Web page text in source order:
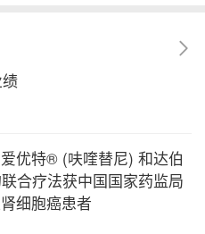
价值观。更多信息，敬请
交所：HCM；香港交易
段的创新型生物医药公
优特® (呋喹替尼) 和达伯
合疗法获中国国家药监局
细胞癌患者